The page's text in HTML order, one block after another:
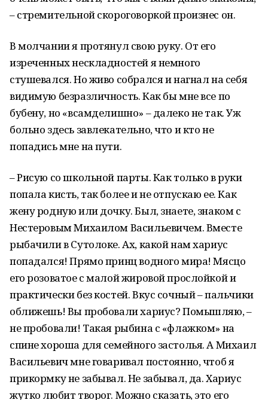
– стремительной скороговоркой произнес он.
В молчании я протянул свою руку. От его
изреченных нескладностей я немного
стушевался. Но живо собрался и нагнал на себя
видимую безразличность. Как бы мне все по
бубену, но «всамделишно» – далеко не так. Уж
больно здесь завлекательно, что и кто не
попадись мне на пути.
– Рисую со школьной парты. Как только в руки
попала кисть, так более и не отпускаю ее. Как
жену родную или дочку. Был, знаете, знаком с
Нестеровым Михаилом Васильевичем. Вместе
рыбачили в Сутолоке. Ах, какой нам хариус
попадался! Прямо принц водного мира! Мясцо
его розоватое с малой жировой прослойкой и
практически без костей. Вкус сочный – пальчики
оближешь! Вы пробовали хариус? Помышляю, –
не пробовали! Такая рыбина с «флажком» на
спине хороша для семейного застолья. А Михаил
Васильевич мне говаривал постоянно, чтоб я
прикормку не забывал. Не забывал, да. Хариус
жутко любит творог. Можно сказать, это его